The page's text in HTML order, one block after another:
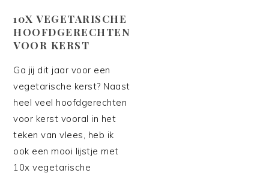
10X VEGETARISCHE
HOOFDGERECHTEN
VOOR KERST
Ga jij dit jaar voor een
vegetarische kerst? Naast
heel veel hoofdgerechten
voor kerst vooral in het
teken van vlees, heb ik
ook een mooi lijstje met
10x vegetarische